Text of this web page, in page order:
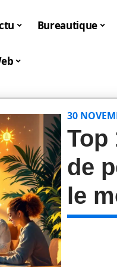
Bureautique
30
Top
de
le